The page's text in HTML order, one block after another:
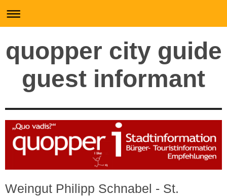
quopper city guide
guest informant
Weingut Philipp Schnabel - St.